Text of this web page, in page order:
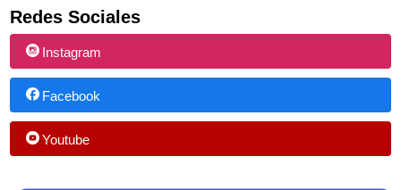
Redes Sociales
Instagram
Facebook
Youtube